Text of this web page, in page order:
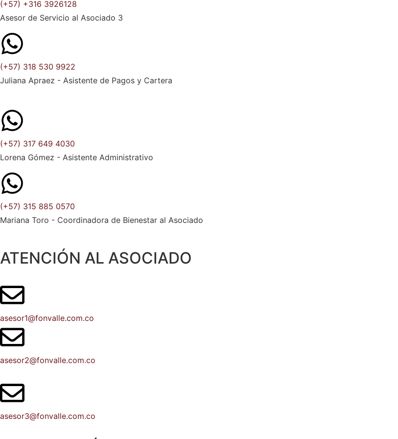
(+57) +316 3926128
Asesor de Servicio al Asociado 3
(+57) 318 530 9922
Juliana Apraez - Asistente de Pagos y Cartera
(+57) 317 649 4030
Lorena Gómez - Asistente Administrativo
(+57) 315 885 0570
Mariana Toro - Coordinadora de Bienestar al Asociado
ATENCIÓN AL ASOCIADO
asesor1@fonvalle.com.co
asesor2@fonvalle.com.co
asesor3@fonvalle.com.co